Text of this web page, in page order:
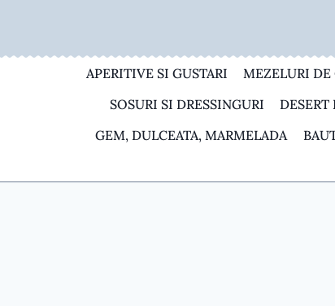
content
APERITIVE SI GUSTARI MEZELURI DE
SOSURI SI DRESSINGURI
DESERT
GEM, DULCEATA, MARMELADA